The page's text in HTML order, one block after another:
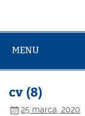
MENU
cv (8)
25 marca, 2020